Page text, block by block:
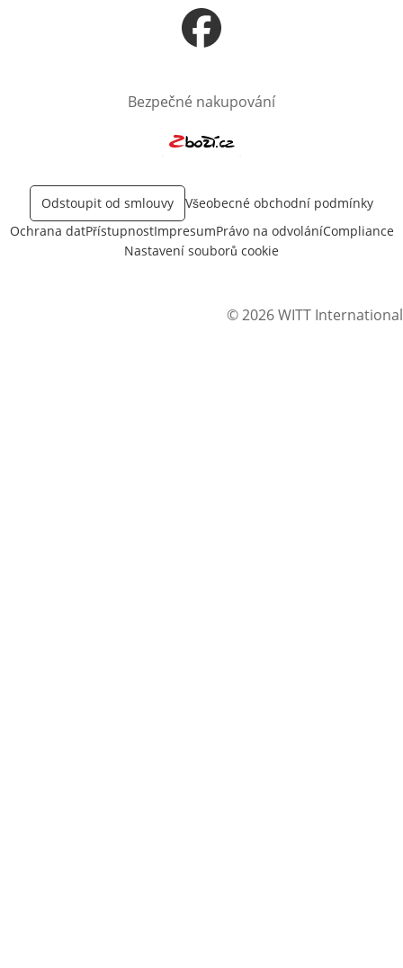
Otevře v novém okně
Bezpečné nakupování
Odstoupit od smlouvy
Všeobecné obchodní podmínky
Ochrana datPřístupnostImpresumPrávo na odvoláníCompliance
Nastavení souborů cookie
© 2026 WITT International